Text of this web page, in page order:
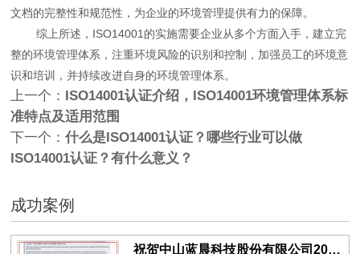
文档的完整性和规范性，为企业的环境管理提供有力的保障。
综上所述，ISO14001的实施需要企业从多个方面入手，建立完
整的环境管理体系，注重环境风险的识别和控制，加强员工的环境意
识和培训，并持续改进自身的环境管理体系。
上一个： ISO14001认证介绍，ISO14001环境管理体系标
准特点及适用范围
下一个：什么是ISO14001认证？哪些行业可以做
ISO14001认证？有什么意义？
成功案例
祝贺中山蓝晨科技股份有限公司2026年一次性成功通过BSCI验厂-B级